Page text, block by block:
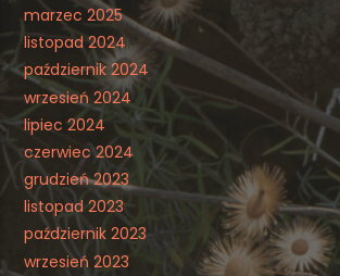
marzec 2025
listopad 2024
październik 2024
wrzesień 2024
lipiec 2024
czerwiec 2024
grudzień 2023
listopad 2023
październik 2023
wrzesień 2023